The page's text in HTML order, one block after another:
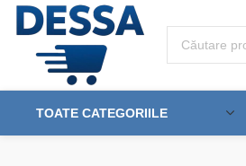
TOATE CATEGORIILE